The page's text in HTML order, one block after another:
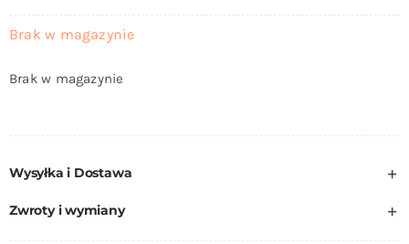
Brak w magazynie
Brak w magazynie
Wysyłka i Dostawa
Zwroty i wymiany